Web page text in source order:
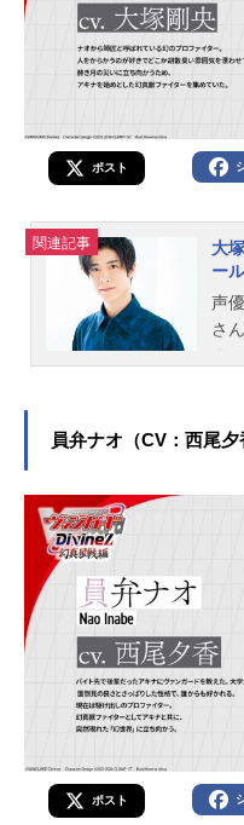
ポスト
関連記事
大
ー
声
さ
を
員弁ナオ（CV：西尾夕
ポスト